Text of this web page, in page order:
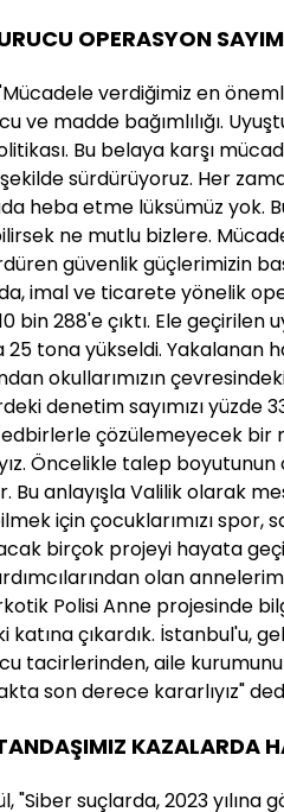
OPERASYON
verdiğimiz en
ve madde bağımlılığı.
Bu belaya karşı
sürdürüyoruz. Her
heba etme lüksümüz yok.
ne mutlu bizlere.
güvenlik güçlerimizin
imal ve ticarete yönelik
bin 288'e çıktı. Ele geçirilen
25 tona yükseldi. Yakalanan
okullarımızın
denetim sayımızı yüzde
çözülemeyecek bir
Öncelikle talep boyutunun
Bu anlayışla Valilik olarak
için çocuklarımızı
birçok projeyi hayata
olan
Polisi Anne projesinde
iki katına çıkardık. İstanbul'u,
tacirlerinden, aile
son derece kararlıyız"
KAZALARDA
"Siber suçlarda, 2023 yılına